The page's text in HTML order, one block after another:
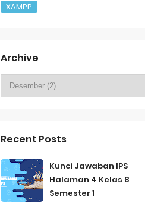
XAMPP
Archive
Recent Posts
Kunci Jawaban IPS
Halaman 4 Kelas 8
Semester 1